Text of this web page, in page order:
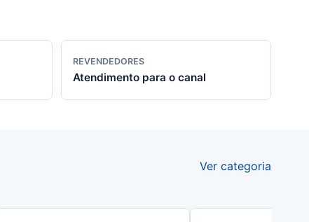
REVENDEDORES
Atendimento para o canal
Ver categoria